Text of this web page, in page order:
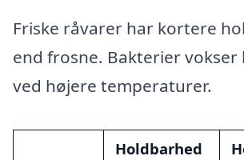
Friske råvarer har kortere
end frosne. Bakterier
ved højere temperaturer.
Holdbarhed